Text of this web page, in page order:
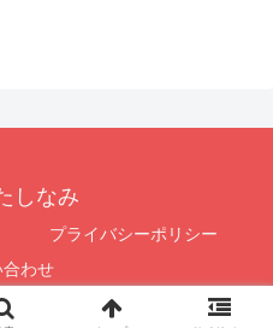
しなみ
プライバシーポリシー
合わせ
しなみ All Rights Reserved.